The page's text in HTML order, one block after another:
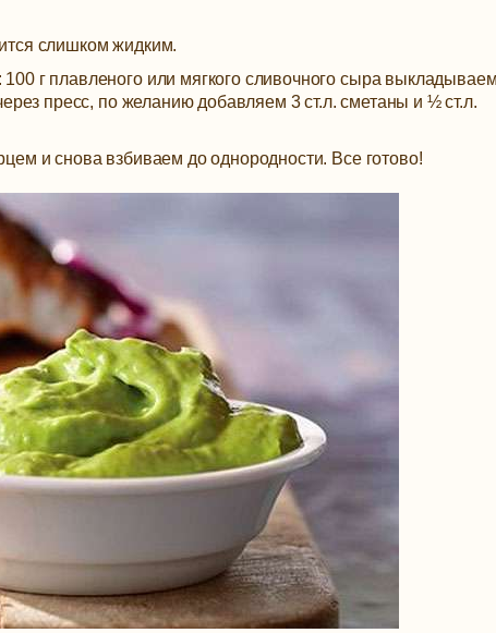
слишком жидким.
г плавленого или мягкого сливочного сыра выкладываем
пресс, по желанию добавляем 3 ст.л. сметаны и ½ ст.л.
и снова взбиваем до однородности. Все готово!